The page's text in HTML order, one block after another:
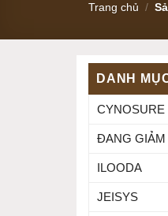
Trang chủ /
DANH
CYNOSURE
ĐANG GIẢM
ILOODA
JEISYS